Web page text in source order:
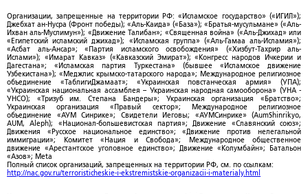
Организации, запрещенные на территории РФ: «Исламское государство» («ИГИЛ»);
Джебхат ан-Нусра (Фронт победы); «Аль-Каида» («База»); «Братья-мусульмане» («Аль-
Ихван аль-Муслимун»); «Движение Талибан»; «Священная война» («Аль-Джихад» или
«Египетский исламский джихад»); «Исламская группа» («Аль-Гамаа аль-Исламия»);
«Асбат аль-Ансар»; «Партия исламского освобождения» («Хизбут-Тахрир аль-
Ислами»); «Имарат Кавказ» («Кавказский Эмират»); «Конгресс народов Ичкерии и
Дагестана»; «Исламская партия Туркестана» (бывшее «Исламское движение
Узбекистана»); «Меджлис крымско-татарского народа»; Международное религиозное
объединение «ТаблигиДжамаат»; «Украинская повстанческая армия» (УПА);
«Украинская национальная ассамблея – Украинская народная самооборона» (УНА -
УНСО); «Тризуб им. Степана Бандеры»; Украинская организация «Братство»;
Украинская организация «Правый сектор»; Международное религиозное
объединение «АУМ Синрике»; Свидетели Иеговы; «АУМСинрике» (AumShinrikyo,
AUM, Aleph); «Национал-большевистская партия»; Движение «Славянский союз»;
Движения «Русское национальное единство»; «Движение против нелегальной
иммиграции»; Комитет «Нация и Свобода»; Международное общественное
движение «Арестантское уголовное единство»; Движение «Колумбайн»; Батальон
«Азов»; Meta
Полный список организаций, запрещенных на территории РФ, см. по ссылкам:
http://nac.gov.ru/terroristicheskie-i-ekstremistskie-organizacii-i-materialy.html